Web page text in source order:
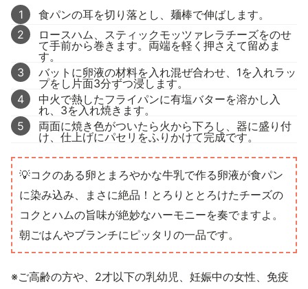
1
食パンの耳を切り落とし、麺棒で伸ばします。
2
ロースハム、スティックモッツァレラチーズをのせ
て手前から巻きます。両端を軽く押さえて留めま
す。
3
バットに卵液の材料を入れ混ぜ合わせ、1を入れラッ
プをし片面3分ずつ浸します。
4
中火で熱したフライパンに有塩バターを溶かし入
れ、3を入れ焼きます。
5
両面に焼き色がついたら火から下ろし、器に盛り付
け、仕上げにパセリをふりかけて完成です。
💡コクのある卵とまろやかな牛乳で作る卵液が食パン
に染み込み、まさに絶品！とろりととろけたチーズの
コクとハムの旨味が絶妙なハーモニーを奏でますよ。
朝ごはんやブランチにピッタリの一品です。
※ご高齢の方や、2才以下の乳幼児、妊娠中の女性、免疫